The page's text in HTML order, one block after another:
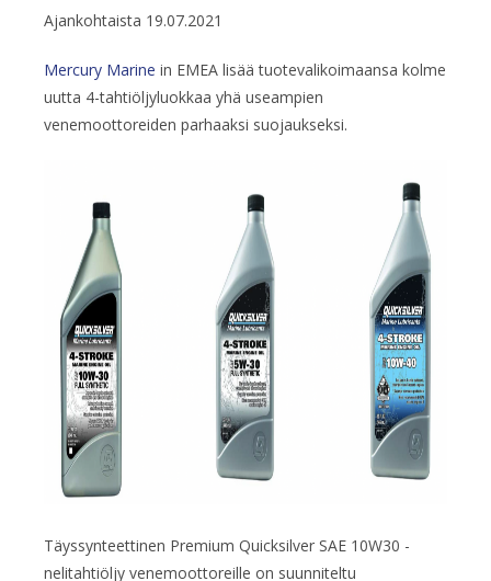
Ajankohtaista 19.07.2021
Mercury Marine in EMEA lisää tuotevalikoimaansa kolme
uutta 4-tahtiöljyluokkaa yhä useampien
venemoottoreiden parhaaksi suojaukseksi.
Täyssynteettinen Premium Quicksilver SAE 10W30 -
nelitahtiöljy venemoottoreille on suunniteltu